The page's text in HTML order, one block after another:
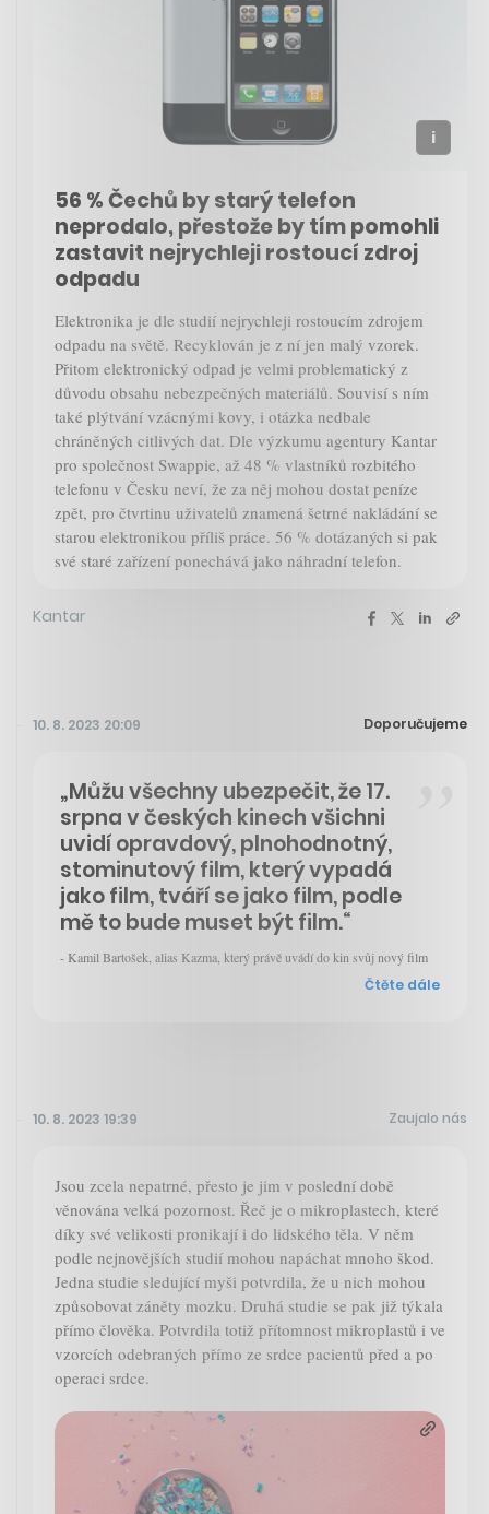
56 % Čechů by starý telefon
neprodalo, přestože by tím pomohli
zastavit nejrychleji rostoucí zdroj
odpadu
Elektronika je dle studií nejrychleji rostoucím zdrojem
odpadu na světě. Recyklován je z ní jen malý vzorek.
Přitom elektronický odpad je velmi problematický z
důvodu obsahu nebezpečných materiálů. Souvisí s ním
také plýtvání vzácnými kovy, i otázka nedbale
chráněných citlivých dat. Dle výzkumu agentury Kantar
pro společnost Swappie, až 48 % vlastníků rozbitého
telefonu v Česku neví, že za něj mohou dostat peníze
zpět, pro čtvrtinu uživatelů znamená šetrné nakládání se
starou elektronikou příliš práce. 56 % dotázaných si pak
své staré zařízení ponechává jako náhradní telefon.
Kantar
10. 8. 2023 20:09 Doporučujeme
„Můžu všechny ubezpečit, že 17.
srpna v českých kinech všichni
uvidí opravdový, plnohodnotný,
stominutový film, který vypadá
jako film, tváří se jako film, podle
mě to bude muset být film.“
- Kamil Bartošek, alias Kazma, který právě uvádí do kin svůj nový film
Čtěte dále
10. 8. 2023 19:39 Zaujalo nás
Jsou zcela nepatrné, přesto je jim v poslední době
věnována velká pozornost. Řeč je o mikroplastech, které
díky své velikosti pronikají i do lidského těla. V něm
podle nejnovějších studií mohou napáchat mnoho škod.
Jedna studie sledující myši potvrdila, že u nich mohou
způsobovat záněty mozku. Druhá studie se pak již týkala
přímo člověka. Potvrdila totiž přítomnost mikroplastů i ve
vzorcích odebraných přímo ze srdce pacientů před a po
operaci srdce.